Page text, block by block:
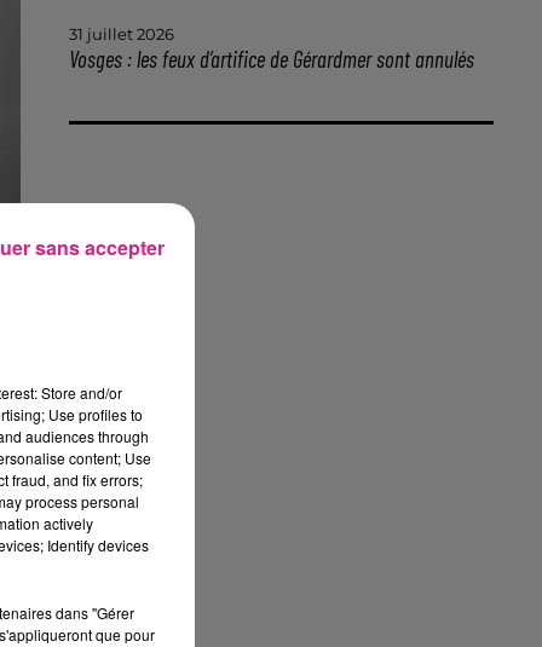
31 juillet 2026
Vosges : les feux d’artifice de Gérardmer sont annulés
Store and/or
Use profiles to
audiences through
content; Use
fraud, and fix errors;
process personal
actively
Identify devices
dans "Gérer
que pour
sans accepter